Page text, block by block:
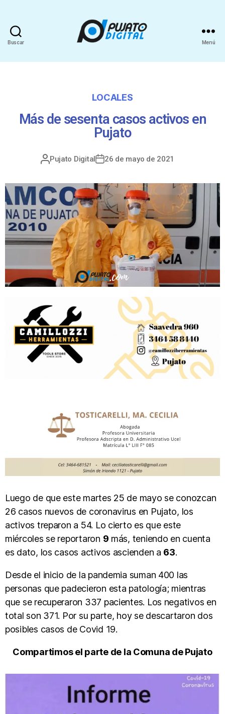
Buscar Menú
LOCALES
Más de sesenta casos activos en
Pujato
Pujato Digital 26 de mayo de 2021
Luego de que este martes 25 de mayo se conozcan
26 casos nuevos de coronavirus en Pujato, los
activos treparon a 54. Lo cierto es que este
miércoles se reportaron 9 más, teniendo en cuenta
es dato, los casos activos ascienden a 63.
Desde el inicio de la pandemia suman 400 las
personas que padecieron esta patología; mientras
que se recuperaron 337 pacientes. Los negativos en
total son 371. Por su parte, hoy se descartaron dos
posibles casos de Covid 19.
Compartimos el parte de la Comuna de Pujato